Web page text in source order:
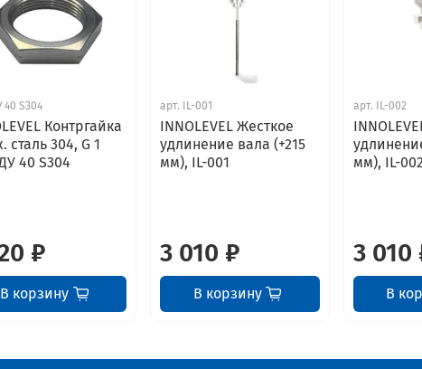
40 S304
Контргайка
сталь 304, G 1
40 S304
₽
В корзину
арт. IL-001
INNOLEVEL Жесткое
удлинение вала (+215
мм), IL-001
3 010 ₽
В корзину
арт. IL-002
мм), IL-002
3 010
В